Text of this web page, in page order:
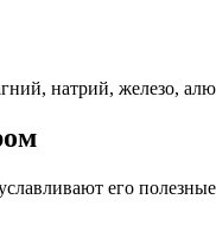
натрий, железо,
его